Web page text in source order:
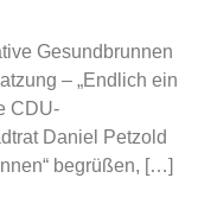
Gesundbrunnen
– „Endlich ein
CDU-
Daniel Petzold
begrüßen, […]